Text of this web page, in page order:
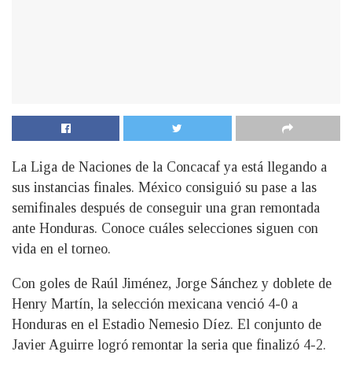
La Liga de Naciones de la Concacaf ya está llegando a
sus instancias finales. México consiguió su pase a las
semifinales después de conseguir una gran remontada
ante Honduras. Conoce cuáles selecciones siguen con
vida en el torneo.
Con goles de Raúl Jiménez, Jorge Sánchez y doblete de
Henry Martín, la selección mexicana venció 4-0 a
Honduras en el Estadio Nemesio Díez. El conjunto de
Javier Aguirre logró remontar la seria que finalizó 4-2.